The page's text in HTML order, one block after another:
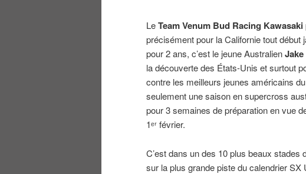
LeTeam Venum Bud Racing Kawasaki
précisément pour la Californie tout
pour 2 ans, c’est le jeune Australien
la découverte des États-Unis et surtout
contre les meilleurs jeunes américains
seulement une saison en supercross
pour 3 semaines de préparation en vue
1ᵉʳ février.
C’est dans un des 10 plus beaux stades
sur la plus grande piste du calendrier SX